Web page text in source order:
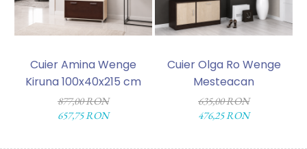
Cuier Amina Wenge
Kiruna 100x40x215 cm
877,00 RON
657,75 RON
Cuier Olga Ro Wenge
Mesteacan
635,00 RON
476,25 RON